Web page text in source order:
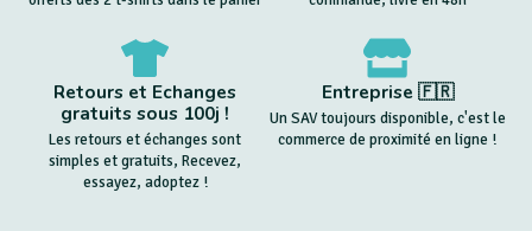
Retours et Echanges
gratuits sous 100j !
Les retours et échanges sont
simples et gratuits, Recevez,
essayez, adoptez !
Entreprise 🇫🇷
Un SAV toujours disponible, c'est le
commerce de proximité en ligne !